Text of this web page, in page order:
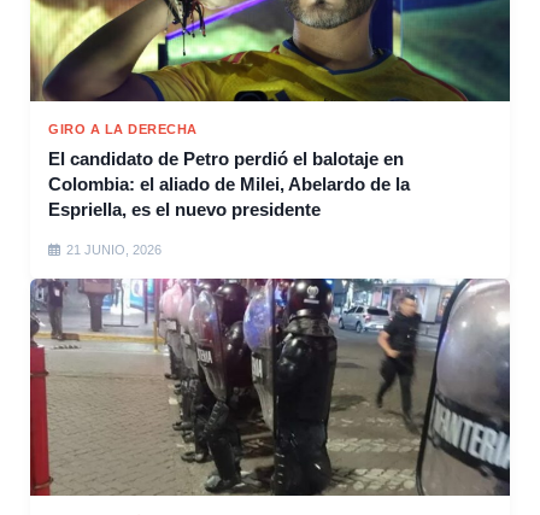
GIRO A LA DERECHA
El candidato de Petro perdió el balotaje en
Colombia: el aliado de Milei, Abelardo de la
Espriella, es el nuevo presidente
21 JUNIO, 2026